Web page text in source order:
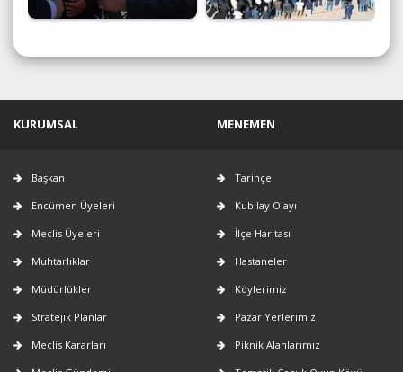
KURUMSAL
Başkan
Encümen Üyeleri
Meclis Üyeleri
Muhtarlıklar
Müdürlükler
Stratejik Planlar
Meclis Kararları
MENEMEN
Tarihçe
Kubilay Olayı
İlçe Haritası
Hastaneler
Köylerimiz
Pazar Yerlerimiz
Piknik Alanlarımız